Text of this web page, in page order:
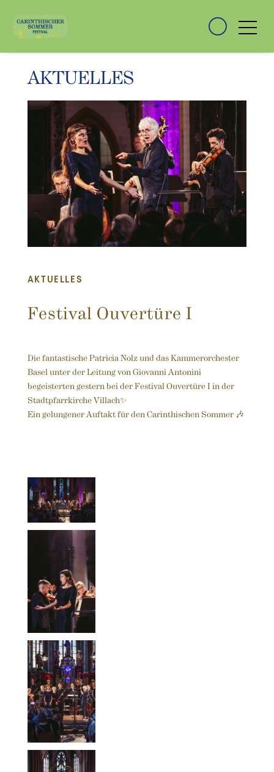
AKTUELLES
AKTUELLES
Festival Ouvertüre I
Die fantastische Patricia Nolz und das Kammerorchester
Basel unter der Leitung von Giovanni Antonini
begeisterten gestern bei der Festival Ouvertüre I in der
Stadtpfarrkirche Villach✨
Ein gelungener Auftakt für den Carinthischen Sommer 🎶